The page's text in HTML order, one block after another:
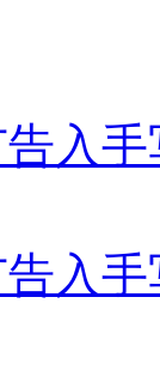
告入
告入